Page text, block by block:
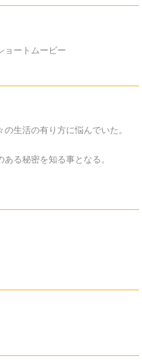
ョートムービ­ー
生活の有り方に悩んでいた。
る秘密を知る事となる。